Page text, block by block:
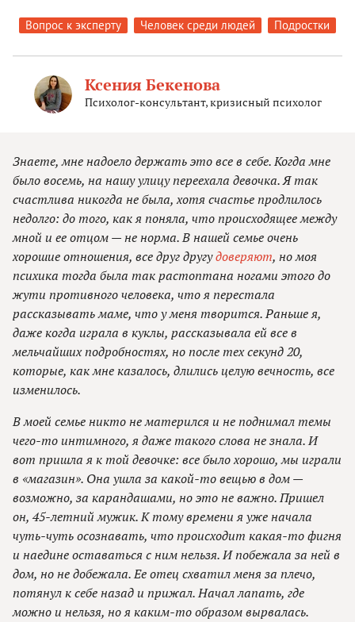
Вопрос к эксперту Человек среди людей Подростки
Ксения Бекенова
Психолог-консультант, кризисный психолог
Знаете, мне надоело держать это все в себе. Когда мне
было восемь, на нашу улицу переехала девочка. Я так
счастлива никогда не была, хотя счастье продлилось
недолго: до того, как я поняла, что происходящее между
мной и ее отцом — не норма. В нашей семье очень
хорошие отношения, все друг другудоверяют, но моя
психика тогда была так растоптана ногами этого до
жути противного человека, что я перестала
рассказывать маме, что у меня творится. Раньше я,
даже когда играла в куклы, рассказывала ей все в
мельчайших подробностях, но после тех секунд 20,
которые, как мне казалось, длились целую вечность, все
изменилось.
В моей семье никто не матерился и не поднимал темы
чего-то интимного, я даже такого слова не знала. И
вот пришла я к той девочке: все было хорошо, мы играли
в «магазин». Она ушла за какой-то вещью в дом —
возможно, за карандашами, но это не важно. Пришел
он, 45-летний мужик. К тому времени я уже начала
чуть-чуть осознавать, что происходит какая-то фигня
и наедине оставаться с ним нельзя. И побежала за ней в
дом, но не добежала. Ее отец схватил меня за плечо,
потянул к себе назад и прижал. Начал лапать, где
можно и нельзя, но я каким-то образом вырвалась.